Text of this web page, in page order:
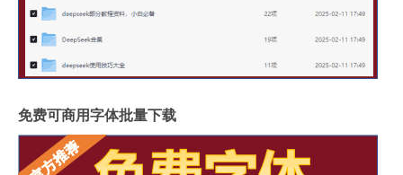
免费可商用字体批量下载